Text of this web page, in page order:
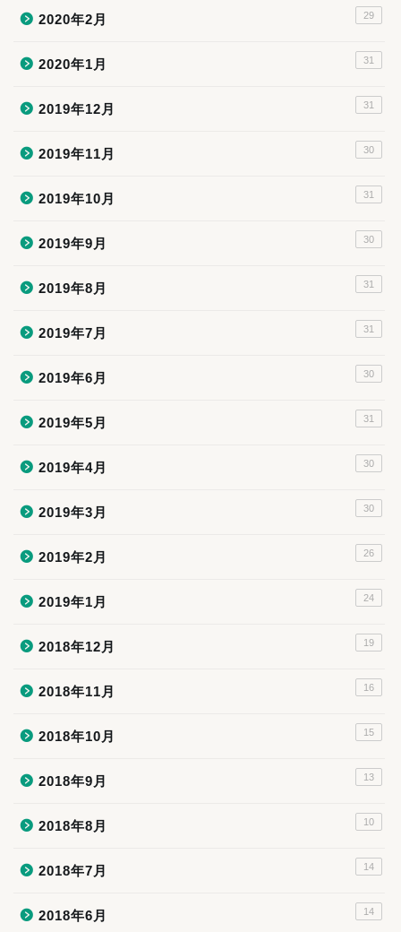
2020年2月 29
2020年1月 31
2019年12月 31
2019年11月 30
2019年10月 31
2019年9月 30
2019年8月 31
2019年7月 31
2019年6月 30
2019年5月 31
2019年4月 30
2019年3月 30
2019年2月 26
2019年1月 24
2018年12月 19
2018年11月 16
2018年10月 15
2018年9月 13
2018年8月 10
2018年7月 14
2018年6月 14